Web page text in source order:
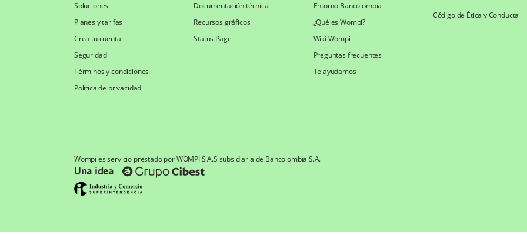
Soluciones
Planes y tarifas
Crea tu cuenta
Seguridad
Términos y condiciones
Política de privacidad
Documentación técnica
Recursos gráficos
Status Page
Entorno Bancolombia
¿Qué es Wompi?
Wiki Wompi
Preguntas frecuentes
Te ayudamos
Código de Ética y Conducta
Wompi es servicio prestado por WOMPI S.A.S subsidiaria de Bancolombia S.A.
Una idea